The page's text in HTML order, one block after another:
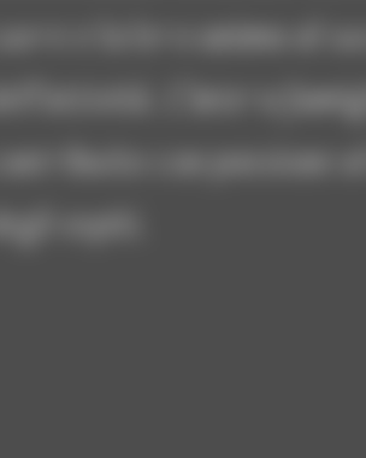
cuore e la loro anima al
dell’attività. L’intera
contribuito con passione
degli ospiti.